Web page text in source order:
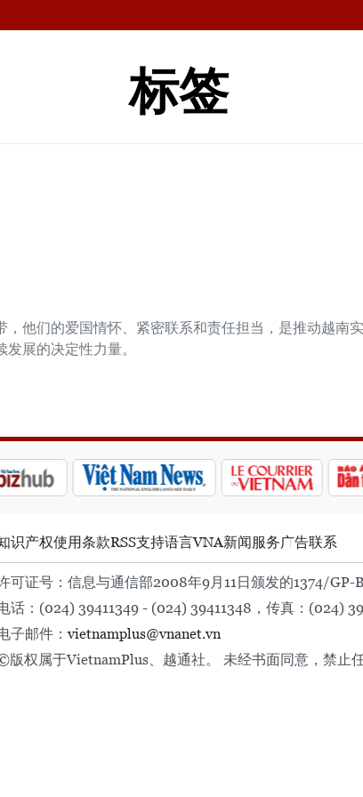
标签
他们的爱国情怀、紧密联系和责任担当，是推动越南实
展的决定性力量。
识产权使用条款RSS支持语言VNA新闻服务广告联系
可证号：信息与通信部2008年9月11日颁发的1374/GP-
话：(024) 39411349 - (024) 39411348，传真：(024)
子邮件：vietnamplus@vnanet.vn
版权属于VietnamPlus、越通社。 未经书面同意，禁止